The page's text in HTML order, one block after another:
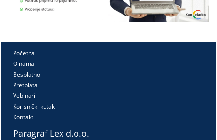
Početna
O nama
Besplatno
Pretplata
Vebinari
Korisnički kutak
Kontakt
Paragraf Lex d.o.o.